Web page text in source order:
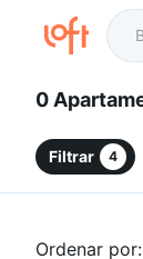
Filtrar 4
Ordenar por: